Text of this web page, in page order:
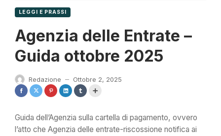
LEGGI E PRASSI
Agenzia delle Entrate –
Guida ottobre 2025
Redazione — Ottobre 2, 2025
Guida dell’Agenzia sulla cartella di pagamento, ovvero
l’atto che Agenzia delle entrate-riscossione notifica ai